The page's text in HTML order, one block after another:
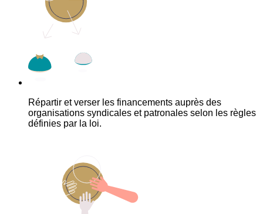
Répartir et verser les financements auprès des
organisations syndicales et patronales selon les règles
définies par la loi.